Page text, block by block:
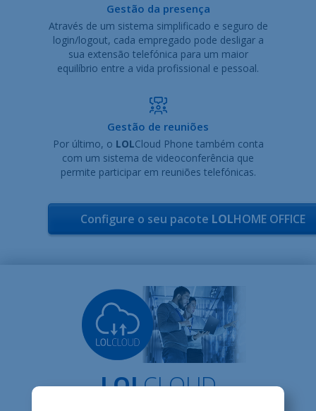
Gestão da presença
Através de um sistema simplificado e seguro de
login/logout, cada empregado pode desligar a
sua extensão telefónica para um maior
equilíbrio entre a vida profissional e pessoal.
Gestão de reuniões
Por último, o LOLCloud Phone também conta
com um sistema de videoconferência que
permite participar em reuniões telefónicas.
Configure o seu pacote LOLHOME OFFICE
LOLCLOUD